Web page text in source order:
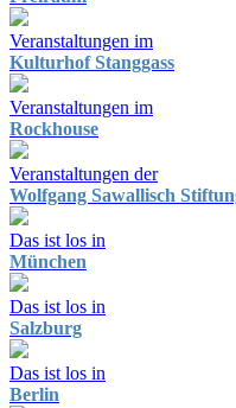
Veranstaltungen im
Kulturhof Stanggass
Veranstaltungen im
Rockhouse
Veranstaltungen der
Wolfgang Sawallisch
Das ist los in
München
Das ist los in
Salzburg
Das ist los in
Berlin